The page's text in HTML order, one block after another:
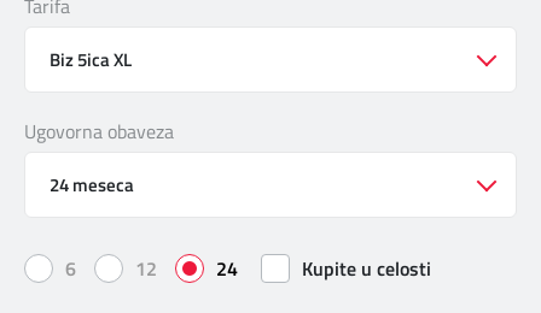
DIGITALNI SERVISI
TELEFONSKI IMENIK
KONTAKTIRAJTE NAS
MAPA BRZINA
Tarifa
Biz 5ica XL
Ugovorna obaveza
24 meseca
6 12 24 Kupite u celosti